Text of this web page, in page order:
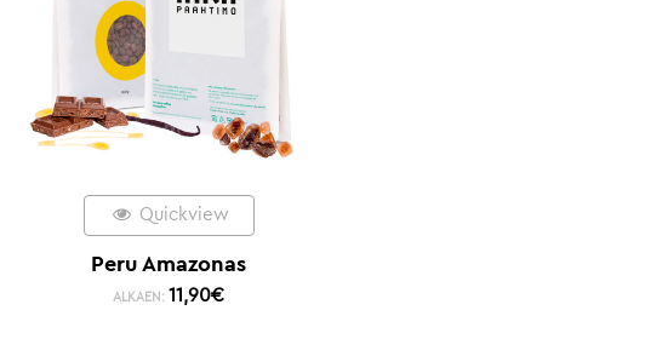
Quickview
Peru Amazonas
ALKAEN: 11,90€